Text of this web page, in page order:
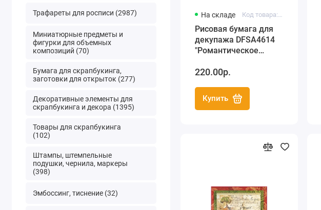
Трафареты для росписи (2987)
Миниатюрные предметы и
фигурки для объемных
композиций (70)
Бумага для скрапбукинга,
заготовки для открыток (277)
Декоративные элементы для
скрапбукинга и декора (1395)
Товары для скрапбукинга
(102)
Штампы, штемпельные
подушки, чернила, маркеры
(398)
Эмбоссинг, тиснение (32)
На складе Код товара: DFSA4614
Рисовая бумага для
декупажа DFSA4614
"Романтическое
Новогодние
220.00р.
Купить